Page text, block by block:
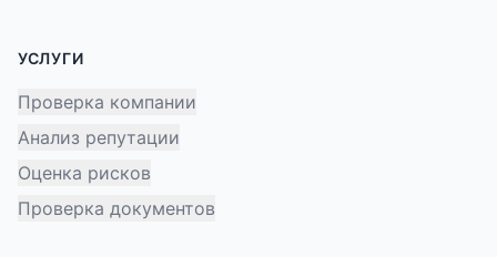
УСЛУГИ
Проверка компании
Анализ репутации
Оценка рисков
Проверка документов